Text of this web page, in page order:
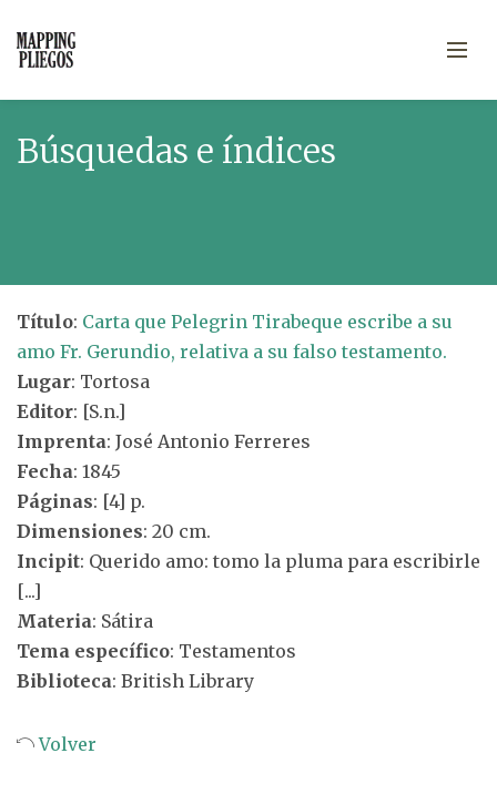
Búsquedas e índices
Título: Carta que Pelegrin Tirabeque escribe a su
amo Fr. Gerundio, relativa a su falso testamento.
Lugar: Tortosa
Editor: [S.n.]
Imprenta: José Antonio Ferreres
Fecha: 1845
Páginas: [4] p.
Dimensiones: 20 cm.
Incipit: Querido amo: tomo la pluma para escribirle
[...]
Materia: Sátira
Tema específico: Testamentos
Biblioteca: British Library
Volver